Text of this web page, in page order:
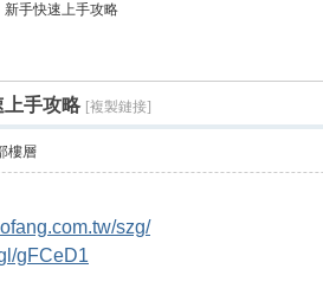
索
新手快速上手攻略
上手攻略 [複製鏈接]
樓層
szg/
gFCeD1